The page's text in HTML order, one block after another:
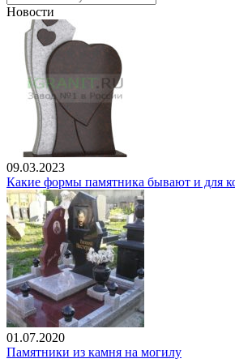
Новости
09.03.2023
Какие формы памятника бывают и для
01.07.2020
Памятники из камня на могилу